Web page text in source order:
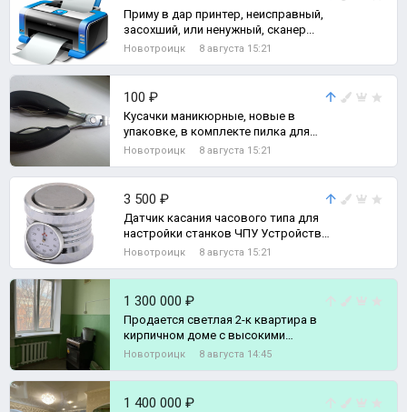
Приму в дар принтер, неисправный,
засохший, или ненужный, сканер...
Новотроицк 8 августа 15:21
100 ₽
Кусачки маникюрные, новые в
упаковке, в комплекте пилка для
ногтей.
Новотроицк 8 августа 15:21
3 500 ₽
Датчик касания часового типа для
настройки станков ЧПУ Устройство
позиционирования фрезы/гравера
Новотроицк 8 августа 15:21
1 300 000 ₽
Продается светлая 2-к квартира в
кирпичном доме с высокими
потолками., Комната
Новотроицк 8 августа 14:45
1 400 000 ₽